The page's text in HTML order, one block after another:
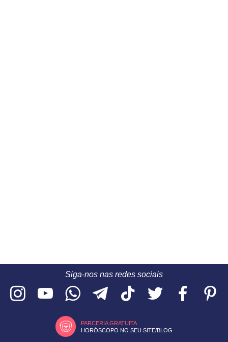
Siga-nos nas redes sociais
PARCERIA GRATUITA
HORÓSCOPO NO SEU SITE/BLOG